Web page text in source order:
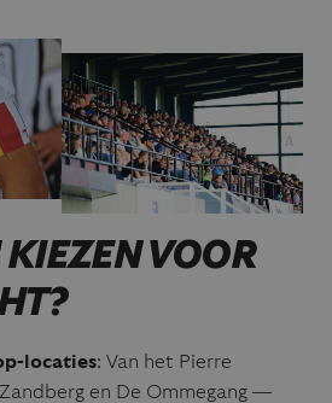
VOOR
locaties: Van het Pierre
en De Ommegang —